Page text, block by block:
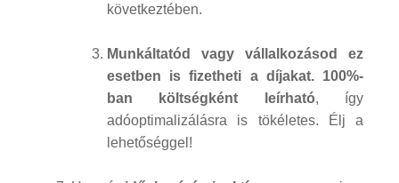
következtében.
Munkáltatód vagy vállalkozásod ez
esetben is fizetheti a díjakat. 100%-
ban költségként leírható, így
adóoptimalizálásra is tökéletes. Élj a
lehetőséggel!